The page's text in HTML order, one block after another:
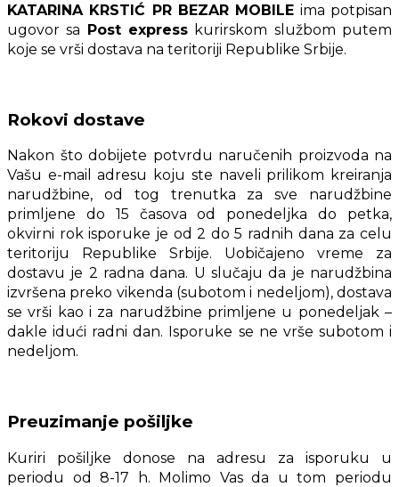
KATARINA KRSTIĆ PR BEZAR MOBILE ima potpisan
ugovor sa Post express kurirskom službom putem
koje se vrši dostava na teritoriji Republike Srbije.
Rokovi dostave
Nakon što dobijete potvrdu naručenih proizvoda na
Vašu e-mail adresu koju ste naveli prilikom kreiranja
narudžbine, od tog trenutka za sve narudžbine
primljene do 15 časova od ponedeljka do petka,
okvirni rok isporuke je od 2 do 5 radnih dana za celu
teritoriju Republike Srbije. Uobičajeno vreme za
dostavu je 2 radna dana. U slučaju da je narudžbina
izvršena preko vikenda (subotom i nedeljom), dostava
se vrši kao i za narudžbine primljene u ponedeljak –
dakle idući radni dan. Isporuke se ne vrše subotom i
nedeljom.
Preuzimanje pošiljke
Kuriri pošiljke donose na adresu za isporuku u
periodu od 8-17 h. Molimo Vas da u tom periodu